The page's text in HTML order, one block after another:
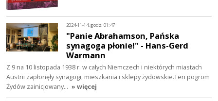
2024-11-14, godz. 01:47
"Panie Abrahamson, Pańska
synagoga płonie!" - Hans-Gerd
Warmann
Z 9 na 10 listopada 1938 r. w całych Niemczech i niektórych miastach
Austrii zapłonęły synagogi, mieszkania i sklepy żydowskie.Ten pogrom
Żydów zainicjowany… » więcej